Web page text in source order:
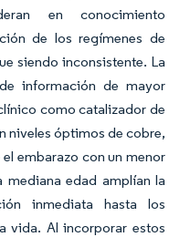
en conocimiento
de los regímenes de
siendo inconsistente. La
información de mayor
como catalizador de
niveles óptimos de cobre,
embarazo con un menor
edad amplían la
inmediata hasta los
vida. Al incorporar estos